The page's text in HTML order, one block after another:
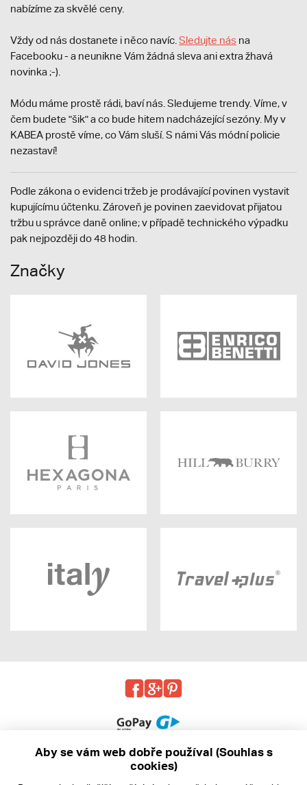
nabízíme za skvělé ceny.
Vždy od nás dostanete i něco navíc. Sledujte nás na
Facebooku - a neunikne Vám žádná sleva ani extra žhavá
novinka ;-).
Módu máme prostě rádi, baví nás. Sledujeme trendy. Víme, v
čem budete "šik" a co bude hitem nadcházející sezóny. My v
KABEA prostě víme, co Vám sluší. S námi Vás módní policie
nezastaví!
Podle zákona o evidenci tržeb je prodávající povinen vystavit
kupujícímu účtenku. Zároveň je povinen zaevidovat přijatou
tržbu u správce daně online; v případě technického výpadku
pak nejpozději do 48 hodin.
Značky
Aby se vám web dobře používal (Souhlas s
cookies)